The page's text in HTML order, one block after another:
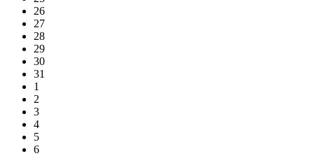
26
27
28
29
30
31
1
2
3
4
5
6